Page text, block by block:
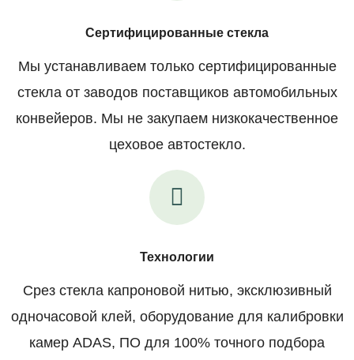
Сертифицированные стекла
Мы устанавливаем только сертифицированные
стекла от заводов поставщиков автомобильных
конвейеров. Мы не закупаем низкокачественное
цеховое автостекло.
Технологии
Срез стекла капроновой нитью, эксклюзивный
одночасовой клей, оборудование для калибровки
камер ADAS, ПО для 100% точного подбора